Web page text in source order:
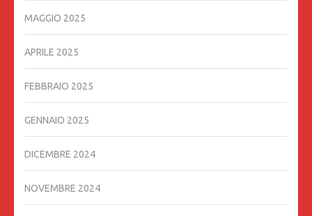
MAGGIO 2025
APRILE 2025
FEBBRAIO 2025
GENNAIO 2025
DICEMBRE 2024
NOVEMBRE 2024